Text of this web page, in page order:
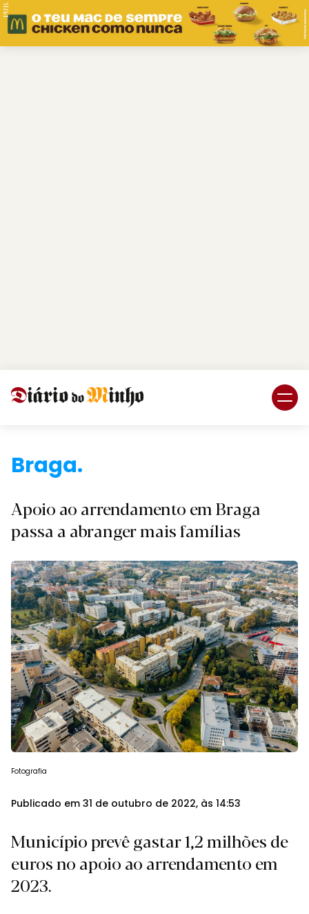
PUB.
Braga.
Apoio ao arrendamento em Braga
passa a abranger mais famílias
Fotografia
Publicado em 31 de outubro de 2022, às 14:53
Município prevê gastar 1,2 milhões de
euros no apoio ao arrendamento em
2023.